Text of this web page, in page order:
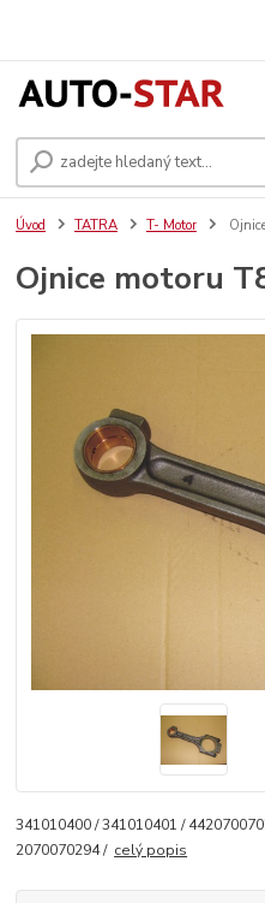
Úvod TATRA T- Motor
Ojnice motoru
341010400 / 341010401 /
2070070294 / celý popis